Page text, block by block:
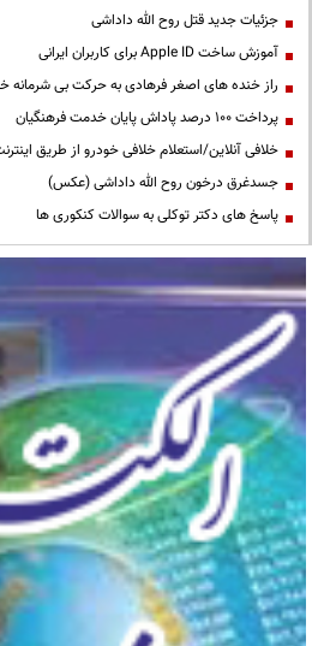
جزئیات جدید قتل روح الله داداشی
آموزش ساخت Apple ID برای کاربران ایرانی
راز خنده های اصغر فرهادی به حرکت بی شرمانه
پرداخت ۱۰۰ درصد پاداش پایان خدمت فرهنگیان
خلافی آنلاین/استعلام خلافی خودرو از طریق
جسدغرق درخون روح الله داداشی (عکس)
پاسخ های دکتر توکلی به سوالات کنکوری ها